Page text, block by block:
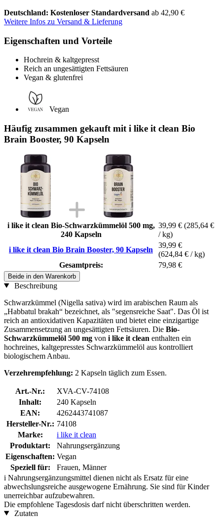
Deutschland: Kostenloser Standardversand ab 42,90 €
Weitere Infos zu Versand & Lieferung
Eigenschaften und Vorteile
Hochrein & kaltgepresst
Reich an ungesättigten Fettsäuren
Vegan & glutenfrei
Vegan
Häufig zusammen gekauft mit i like it clean Bio
Brain Booster, 90 Kapseln
i like it clean Bio-Schwarzkümmelöl 500 mg,
240 Kapseln
39,99 € (285,64 €
/ kg)
i like it clean Bio Brain Booster, 90 Kapseln
39,99 €
(624,84 € / kg)
Gesamtpreis:
79,98 €
Beide in den Warenkorb
Beschreibung
Schwarzkümmel (Nigella sativa) wird im arabischen Raum als
„Habbatul brakah“ bezeichnet, als "segensreiche Saat". Das Öl ist
reich an antioxidativen Kapazitäten und bietet eine einzigartige
Zusammensetzung an ungesättigten Fettsäuren. Die Bio-
Schwarzkümmelöl 500 mg von i like it clean enthalten ein
hochreines, kaltgepresstes Schwarzkümmelöl aus kontrolliert
biologischem Anbau.
Verzehrempfehlung: 2 Kapseln täglich zum Essen.
Art.-Nr.:
XVA-CV-74108
Inhalt:
240 Kapseln
EAN:
4262443741087
Hersteller-Nr.: 74108
Marke:
i like it clean
Produktart:
Nahrungsergänzung
Eigenschaften: Vegan
Speziell für:
Frauen, Männer
i Nahrungsergänzungsmittel dienen nicht als Ersatz für eine
abwechslungsreiche ausgewogene Ernährung. Sie sind für Kinder
unerreichbar aufzubewahren.
Die empfohlene Tagesdosis darf nicht überschritten werden.
Zutaten